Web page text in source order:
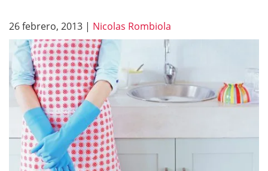
26 febrero, 2013 | Nicolas Rombiola